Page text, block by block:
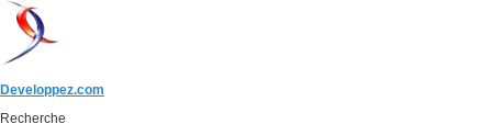
Developpez.com
Recherche